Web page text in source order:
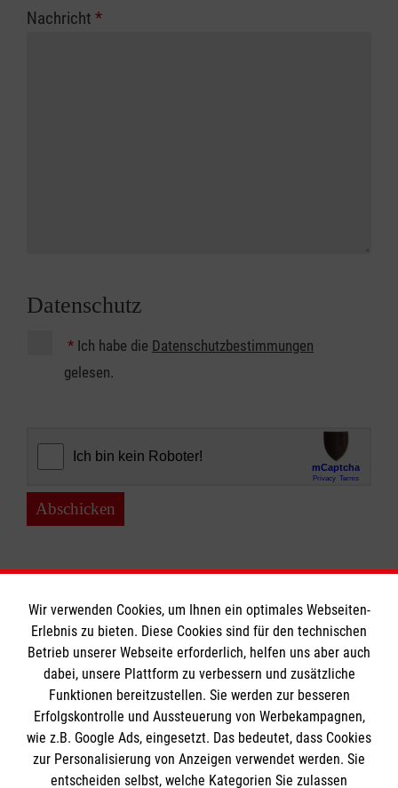
Nachricht *
Datenschutz
* Ich habe die Datenschutzbestimmungen
gelesen.
Abschicken
Informationen
Impressum
Datenschutz
Barrierefreiheit
Die Malteser
Wir verwenden Cookies, um Ihnen ein optimales Webseiten-
Erlebnis zu bieten. Diese Cookies sind für den technischen
Betrieb unserer Webseite erforderlich, helfen uns aber auch
dabei, unsere Plattform zu verbessern und zusätzliche
Funktionen bereitzustellen. Sie werden zur besseren
Erfolgskontrolle und Aussteuerung von Werbekampagnen,
wie z.B. Google Ads, eingesetzt. Das bedeutet, dass Cookies
zur Personalisierung von Anzeigen verwendet werden. Sie
entscheiden selbst, welche Kategorien Sie zulassen